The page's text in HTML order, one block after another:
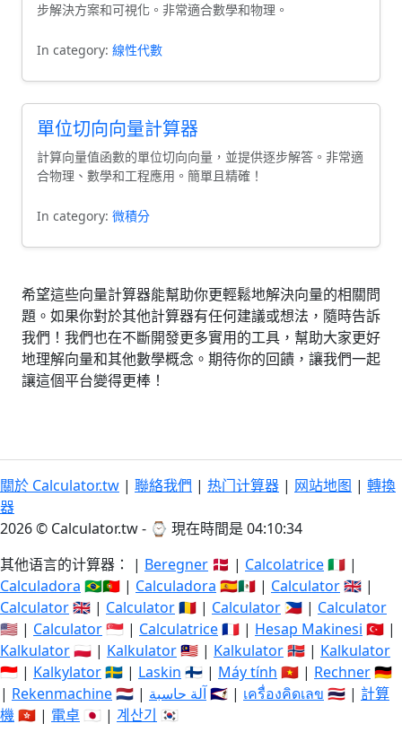
步解決方案和可視化。非常適合數學和物理。
In category: 線性代數
單位切向向量計算器
計算向量值函數的單位切向向量，並提供逐步解答。非常適
合物理、數學和工程應用。簡單且精確！
In category: 微積分
希望這些向量計算器能幫助你更輕鬆地解決向量的相關問
題。如果你對於其他計算器有任何建議或想法，隨時告訴
我們！我們也在不斷開發更多實用的工具，幫助大家更好
地理解向量和其他數學概念。期待你的回饋，讓我們一起
讓這個平台變得更棒！
關於 Calculator.tw | 聯絡我們 | 热门计算器 | 网站地图 | 轉換
器
2026 © Calculator.tw - ⌚ 現在時間是 04:10:34
其他语言的计算器： | Beregner 🇩🇰 | Calcolatrice🇮🇹 |
Calculadora 🇧🇷🇵🇹 | Calculadora 🇪🇸🇲🇽 | Calculator🇬🇧 |
Calculator🇬🇧 | Calculator🇷🇴 | Calculator 🇵🇭 | Calculator
🇺🇸 | Calculator🇸🇬 | Calculatrice🇫🇷 | Hesap Makinesi 🇹🇷 |
Kalkulator🇵🇱 | Kalkulator🇲🇾 | Kalkulator🇳🇴 | Kalkulator
🇮🇩 | Kalkylator🇸🇪 | Laskin 🇫🇮 | Máy tính 🇻🇳 | Rechner🇩🇪
| Rekenmachine🇳🇱 | آلة حاسبة🇸🇦 | เครื่องคิดเลข 🇹🇭 | 計算
機🇭🇰 | 電卓 🇯🇵 | 계산기 🇰🇷